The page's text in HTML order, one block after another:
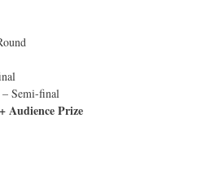
– Semi-final
Audience Prize